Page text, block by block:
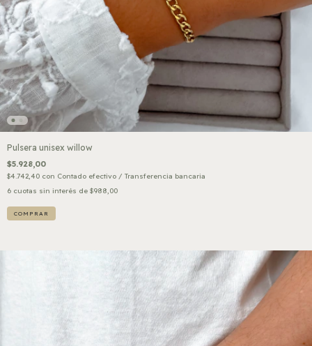
Pulsera unisex willow
$5.928,00
$4.742,40 con Contado efectivo / Transferencia bancaria
6 cuotas sin interés de $988,00